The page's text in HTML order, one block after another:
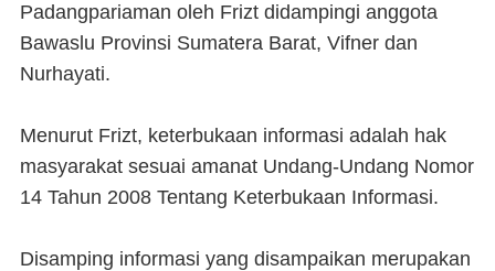
Padangpariaman oleh Frizt didampingi anggota
Bawaslu Provinsi Sumatera Barat, Vifner dan
Nurhayati.
Menurut Frizt, keterbukaan informasi adalah hak
masyarakat sesuai amanat Undang-Undang Nomor
14 Tahun 2008 Tentang Keterbukaan Informasi.
Disamping informasi yang disampaikan merupakan